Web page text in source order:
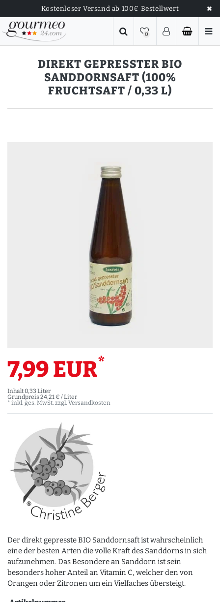
Kostenloser Versand ab 100€ Bestellwert
0
DIREKT GEPRESSTER BIO
SANDDORNSAFT (100%
FRUCHTSAFT / 0,33 L)
7,99 EUR*
Inhalt0,33 Liter
Grundpreis 24,21 € / Liter
* inkl. ges. MwSt. zzgl. Versandkosten
Der direkt gepresste BIO Sanddornsaft ist wahrscheinlich
eine der besten Arten die volle Kraft des Sanddorns in sich
aufzunehmen. Das Besondere an Sanddorn ist sein
besonders hoher Anteil an Vitamin C, welcher den von
Orangen oder Zitronen um ein Vielfaches übersteigt.